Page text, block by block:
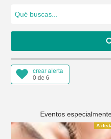
Qué buscas...
crear alerta
0 de 6
Eventos
A